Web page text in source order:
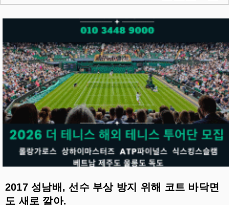
2017 성남배, 선수 부상 방지 위해 코트 바닥면
도 새로 깔아.